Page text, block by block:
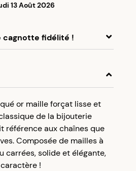
13 Août 2026
cagnotte fidélité !
5% de vos achats dans
sans minimum d’achat.
de fidélité dès votre
à partir de 50€ d’achats.
or maille forçat lisse et
de la bijouterie
référence aux chaînes que
Composée de mailles à
carrées, solide et élégante,
!